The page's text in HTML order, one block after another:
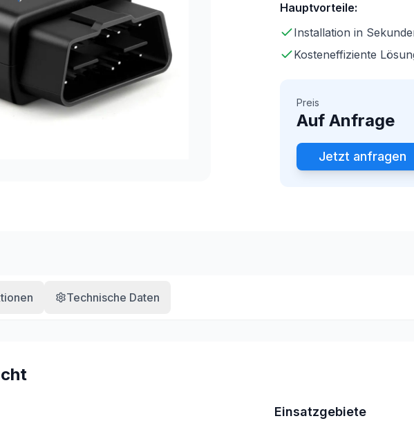
Hauptvorteile:
Installation in
Kosteneffiziente
Preis
Auf Anfrage
Jetzt anfragen
Technische Daten
Einsatzgebiete